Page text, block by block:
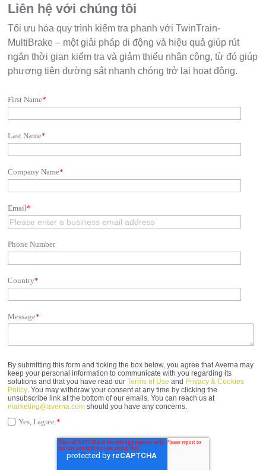
Liên hệ với chúng tôi
Tối ưu hóa quy trình kiểm tra phanh với TwinTrain-
MultiBrake – một giải pháp di động và hiệu quả giúp rút
ngắn thời gian kiểm tra và giảm thiểu nhân công, từ đó giúp
phương tiện đường sắt nhanh chóng trở lại hoạt động.
First Name*
Last Name*
Company Name*
Email*
Phone Number
Country*
Message*
By submitting this form and ticking the box below, you agree that Averna may
keep your personal information to communicate with you regarding its
solutions and that you have read ourTerms of Use and Privacy & Cookies
Policy. You may withdraw your consent at any time by clicking the
unsubscribe link at the bottom of our emails. You can reach us at
marketing@averna.com should you have any concerns.
Yes, I agree.*